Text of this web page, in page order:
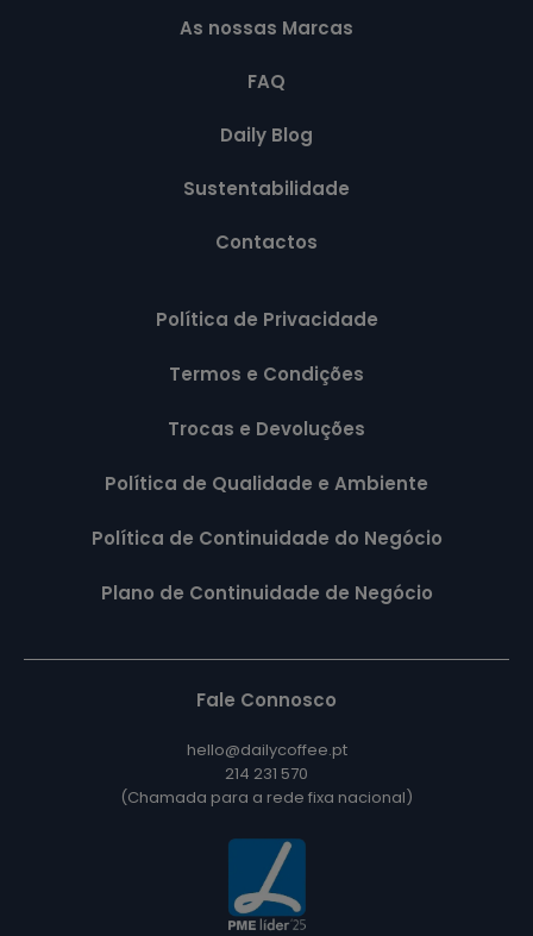
As nossas Marcas
FAQ
Daily Blog
Sustentabilidade
Contactos
Política de Privacidade
Termos e Condições
Trocas e Devoluções
Política de Qualidade e Ambiente
Política de Continuidade do Negócio
Plano de Continuidade de Negócio
Fale Connosco
hello@dailycoffee.pt
214 231 570
(Chamada para a rede fixa nacional)